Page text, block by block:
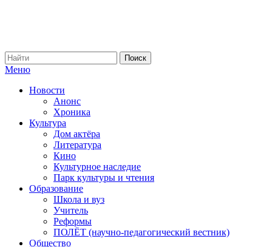
Меню
Новости
Анонс
Хроника
Культура
Дом актёра
Литература
Кино
Культурное наследие
Парк культуры и чтения
Образование
Школа и вуз
Учитель
Реформы
ПОЛЁТ (научно-педагогический вестник)
Общество